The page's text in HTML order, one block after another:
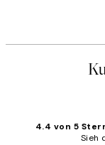
4.4 von 5
Sieh